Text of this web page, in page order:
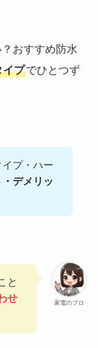
おすすめ防水
イプでひとつず
プ・ハー
デメリッ
家電のプロ
と
せ